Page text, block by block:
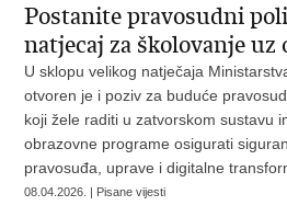
Postanite pravosudni
natjecaj za školovanje uz
U sklopu velikog natječaja
otvoren je i poziv za buduće
koji žele raditi u zatvorskom sustavu
obrazovne programe osigurati
pravosuđa, uprave i digitalne
08.04.2026. | Pisane vijesti